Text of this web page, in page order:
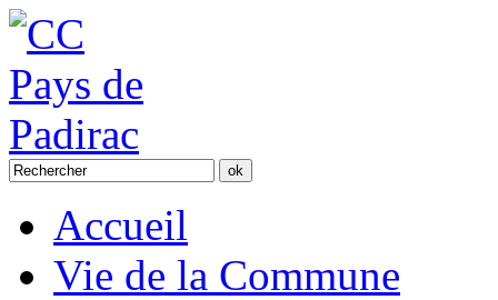
Accueil
Vie de la Commune